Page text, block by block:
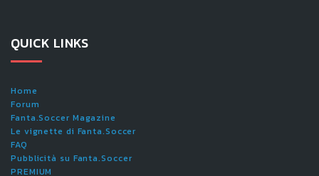
QUICK LINKS
Home
Forum
Fanta.Soccer Magazine
Le vignette di Fanta.Soccer
FAQ
Pubblicità su Fanta.Soccer
PREMIUM